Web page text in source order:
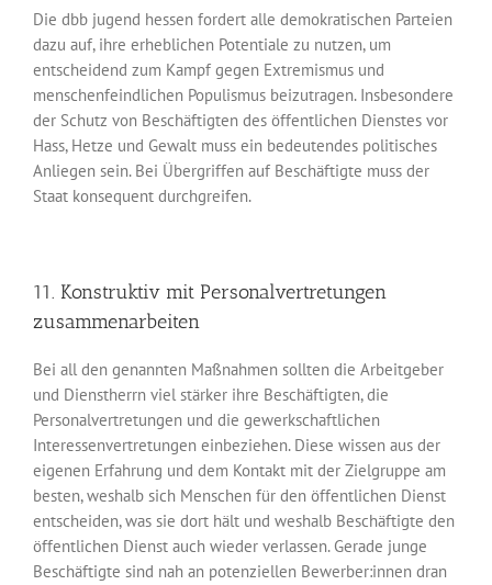
Die dbb jugend hessen fordert alle demokratischen Parteien
dazu auf, ihre erheblichen Potentiale zu nutzen, um
entscheidend zum Kampf gegen Extremismus und
menschenfeindlichen Populismus beizutragen. Insbesondere
der Schutz von Beschäftigten des öffentlichen Dienstes vor
Hass, Hetze und Gewalt muss ein bedeutendes politisches
Anliegen sein. Bei Übergriffen auf Beschäftigte muss der
Staat konsequent durchgreifen.
11. Konstruktiv mit Personalvertretungen
zusammenarbeiten
Bei all den genannten Maßnahmen sollten die Arbeitgeber
und Dienstherrn viel stärker ihre Beschäftigten, die
Personalvertretungen und die gewerkschaftlichen
Interessen­vertretungen einbeziehen. Diese wissen aus der
eigenen Erfahrung und dem Kontakt mit der Zielgruppe am
besten, weshalb sich Menschen für den öffentlichen Dienst
entscheiden, was sie dort hält und weshalb Beschäftigte den
öffentlichen Dienst auch wieder verlassen. Gerade junge
Beschäftigte sind nah an potenziellen Bewerber:innen dran